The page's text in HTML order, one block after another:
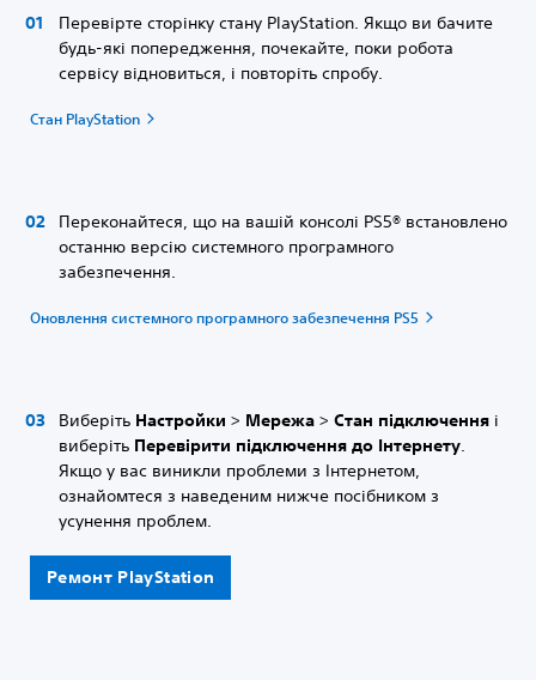
Перевірте сторінку стану PlayStation. Якщо ви бачите
будь-які попередження, почекайте, поки робота
сервісу відновиться, і повторіть спробу.
Стан PlayStation
Переконайтеся, що на вашій консолі PS5® встановлено
останню версію системного програмного
забезпечення.
Оновлення системного програмного забезпечення PS5
Виберіть Настройки > Мережа > Стан підключення і
виберіть Перевірити підключення до Інтернету.
Якщо у вас виникли проблеми з Інтернетом,
ознайомтеся з наведеним нижче посібником з
усунення проблем.
Ремонт PlayStation